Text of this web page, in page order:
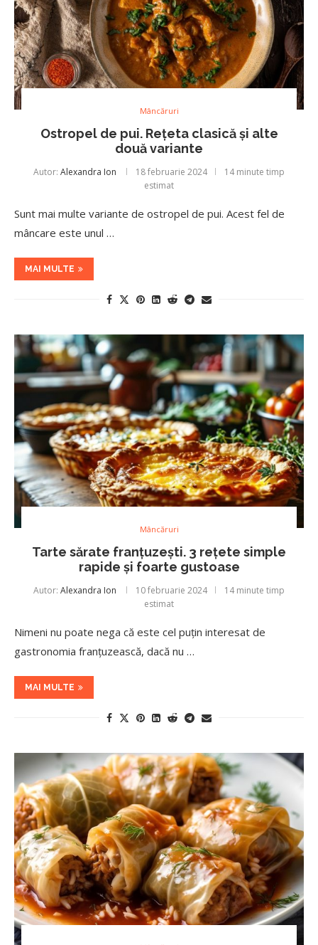
Mâncăruri
Ostropel de pui. Rețeta clasică și alte
două variante
Autor: Alexandra Ion 18 februarie 2024
14 minute timp
estimat
Sunt mai multe variante de ostropel de pui. Acest fel de
mâncare este unul …
MAI MULTE
Mâncăruri
Tarte sărate franțuzești. 3 rețete simple
rapide și foarte gustoase
Autor: Alexandra Ion 10 februarie 2024
14 minute timp
estimat
Nimeni nu poate nega că este cel puțin interesat de
gastronomia franțuzească, dacă nu …
MAI MULTE